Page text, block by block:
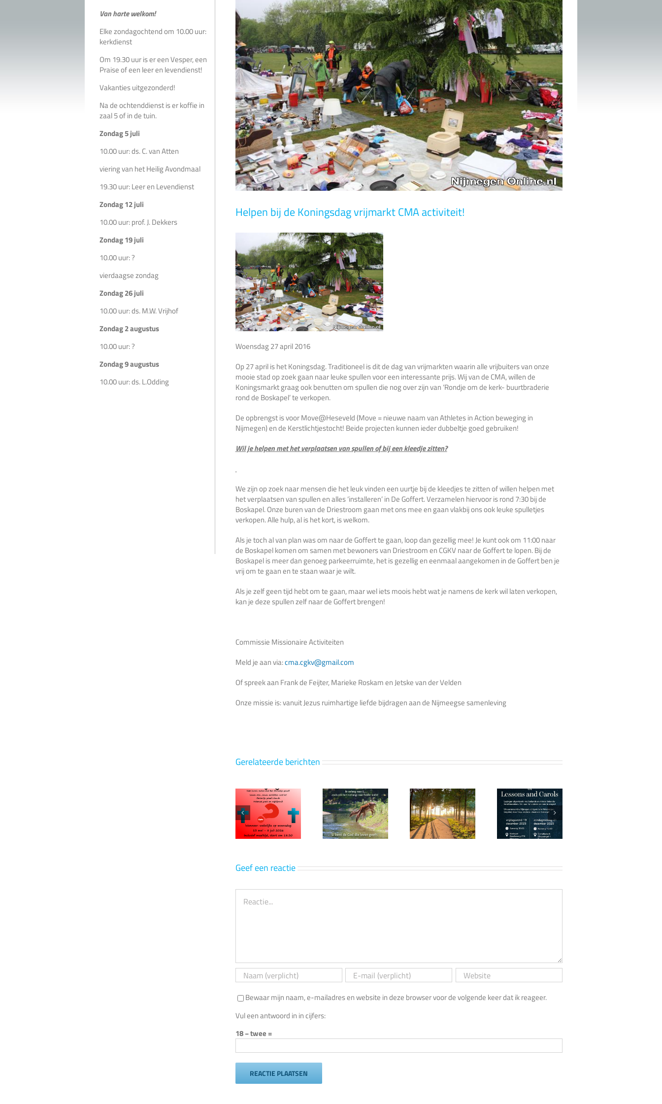
Helpen bij de Koningsdag vrijmarkt CMA activiteit!
Woensdag 27 april 2016
Op 27 april is het Koningsdag. Traditioneel is dit de dag van vrijmarkten waarin alle vrijbuiters van onze
mooie stad op zoek gaan naar leuke spullen voor een interessante prijs. Wij van de CMA, willen de
Koningsmarkt graag ook benutten om spullen die nog over zijn van ‘Rondje om de kerk- buurtbraderie
rond de Boskapel’ te verkopen.
De opbrengst is voor Move@Heseveld (Move = nieuwe naam van Athletes in Action beweging in
Nijmegen) en de Kerstlichtjestocht! Beide projecten kunnen ieder dubbeltje goed gebruiken!
Wil je helpen met het verplaatsen van spullen of bij een kleedje zitten?
We zijn op zoek naar mensen die het leuk vinden een uurtje bij de kleedjes te zitten of willen helpen met
het verplaatsen van spullen en alles ‘installeren’ in De Goffert. Verzamelen hiervoor is rond 7:30 bij de
Boskapel. Onze buren van de Driestroom gaan met ons mee en gaan vlakbij ons ook leuke spulletjes
verkopen. Alle hulp, al is het kort, is welkom.
Als je toch al van plan was om naar de Goffert te gaan, loop dan gezellig mee! Je kunt ook om 11:00 naar
de Boskapel komen om samen met bewoners van Driestroom en CGKV naar de Goffert te lopen. Bij de
Boskapel is meer dan genoeg parkeerruimte, het is gezellig en eenmaal aangekomen in de Goffert ben je
vrij om te gaan en te staan waar je wilt.
Als je zelf geen tijd hebt om te gaan, maar wel iets moois hebt wat je namens de kerk wil laten verkopen,
kan je deze spullen zelf naar de Goffert brengen!
Commissie Missionaire Activiteiten
Meld je aan via:cma.cgkv@gmail.com
Of spreek aan Frank de Feijter, Marieke Roskam en Jetske van der Velden
Onze missie is: vanuit Jezus ruimhartige liefde bijdragen aan de Nijmeegse samenleving
Gerelateerde berichten
Ik verlang
naar U
>Een
gezegend
2026
gewenst!
Festival of
Lessons
and Carols
Geef een reactie
Bewaar mijn naam, e-mailadres en website in deze browser voor de volgende keer dat ik reageer.
Vul een antwoord in in cijfers:
18 − twee =
Van harte welkom!
Elke zondagochtend om 10.00 uur:
kerkdienst
Om 19.30 uur is er een Vesper, een
Praise of een leer en levendienst!
Vakanties uitgezonderd!
Na de ochtenddienst is er koffie in
zaal 5 of in de tuin.
Zondag 5 juli
10.00 uur: ds. C. van Atten
viering van het Heilig Avondmaal
19.30 uur: Leer en Levendienst
Zondag 12 juli
10.00 uur: prof. J. Dekkers
Zondag 19 juli
10.00 uur: ?
vierdaagse zondag
Zondag 26 juli
10.00 uur: ds. M.W. Vrijhof
Zondag 2 augustus
10.00 uur: ?
Zondag 9 augustus
10.00 uur: ds. L.Odding